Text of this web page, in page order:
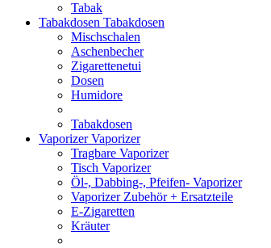
Tabak
Tabakdosen Tabakdosen
Mischschalen
Aschenbecher
Zigarettenetui
Dosen
Humidore
Tabakdosen
VaporizerVaporizer
Tragbare Vaporizer
Tisch Vaporizer
Öl-, Dabbing-, Pfeifen- Vaporizer
Vaporizer Zubehör + Ersatzteile
E-Zigaretten
Kräuter